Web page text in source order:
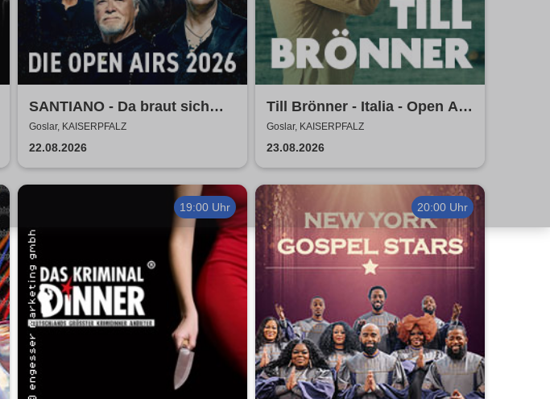
SANTIANO - Da braut sich
was zusammen - Open Air
2026
Goslar, KAISERPFALZ
22.08.2026
Till Brönner - Italia - Open Air
2026
Goslar, KAISERPFALZ
23.08.2026
19:00 Uhr 20:00 Uhr